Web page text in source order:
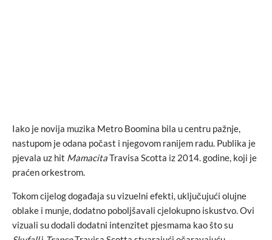
Iako je novija muzika Metro Boomina bila u centru pažnje,
nastupom je odana počast i njegovom ranijem radu. Publika je
pjevala uz hit MamacitaTravisa Scotta iz 2014. godine, koji je
praćen orkestrom.
Tokom cijelog događaja su vizuelni efekti, uključujući olujne
oblake i munje, dodatno poboljšavali cjelokupno iskustvo. Ovi
vizuali su dodali dodatni intenzitet pjesmama kao što su